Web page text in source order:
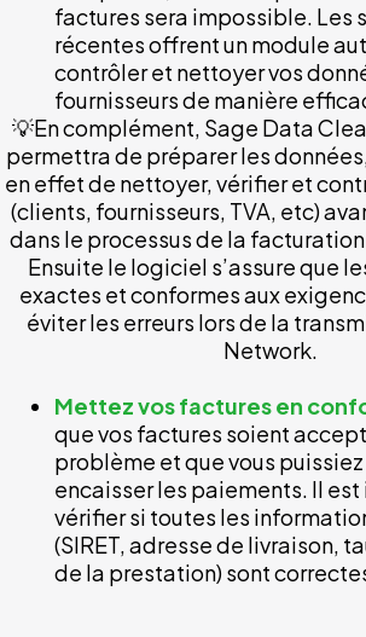
factures sera impossible. Les
récentes offrent un module
contrôler et nettoyer vos
fournisseurs de manière
💡En complément, Sage Data
permettra de préparer les
en effet de nettoyer, vérifier et
(clients, fournisseurs, TVA, etc)
dans le processus de la
Ensuite le logiciel s’assure que
exactes et conformes aux
éviter les erreurs lors de la
Network.
Mettez vos factures en
que vos factures soient
problème et que vous
encaisser les paiements. Il
vérifier si toutes les
(SIRET, adresse de livraison,
de la prestation) sont